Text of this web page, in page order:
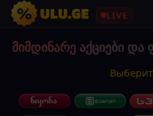
LIVE
მიმდინარე აქციები